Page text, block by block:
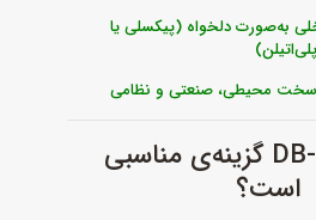
به‌صورت دلخواه (پیکسلی یا
پلی‌اتیلن)
سخت محیطی، صنعتی و نظامی
چرا DB-7311 H گزینه‌ی مناسبی
است؟